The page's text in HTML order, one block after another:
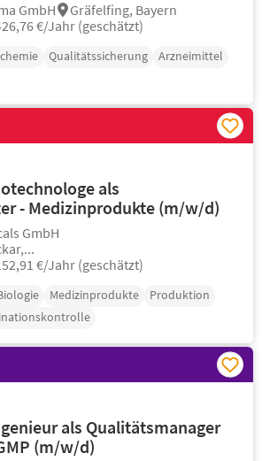
GmbH
Gräfelfing, Bayern
€/Jahr (geschätzt)
Qualitätssicherung
Arzneimittel
als
- Medizinprodukte (m/w/d)
GmbH
€/Jahr (geschätzt)
Medizinprodukte
Produktion
als Qualitätsmanager
(m/w/d)